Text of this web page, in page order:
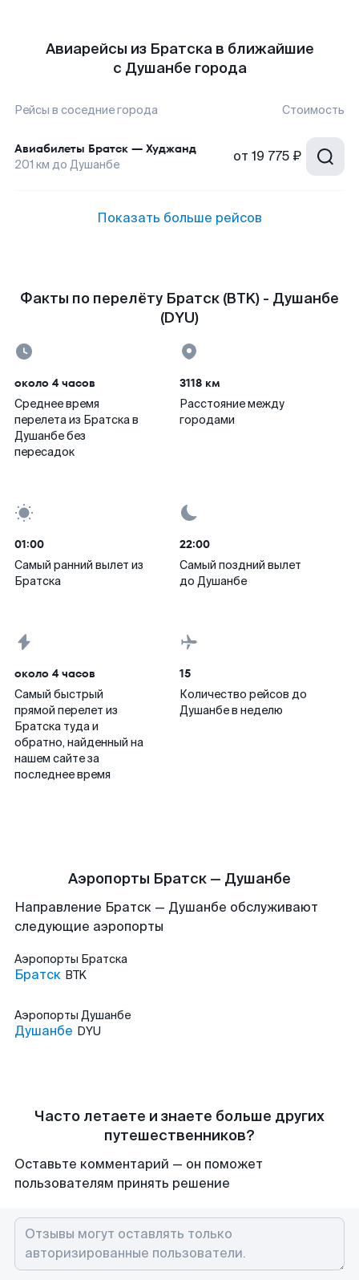
Авиарейсы из Братска в ближайшие
с Душанбе города
Рейсы в соседние города Стоимость
Авиабилеты Братск — Худжанд
201 км до Душанбе от 19 775 ₽
Показать больше рейсов
Факты по перелёту Братск (BTK) - Душанбе
(DYU)
около 4 часов
Среднее время
перелета из Братска в
Душанбе без
пересадок
3118 км
Расстояние между
городами
01:00
Самый ранний вылет из
Братска
22:00
Самый поздний вылет
до Душанбе
около 4 часов
Самый быстрый
прямой перелет из
Братска туда и
обратно, найденный на
нашем сайте за
последнее время
15
Количество рейсов до
Душанбе в неделю
Аэропорты Братск — Душанбе
Направление Братск — Душанбе обслуживают
следующие аэропорты
Аэропорты Братска
Братск BTK
Аэропорты Душанбе
Душанбе DYU
Часто летаете и знаете больше других
путешественников?
Оставьте комментарий — он поможет
пользователям принять решение